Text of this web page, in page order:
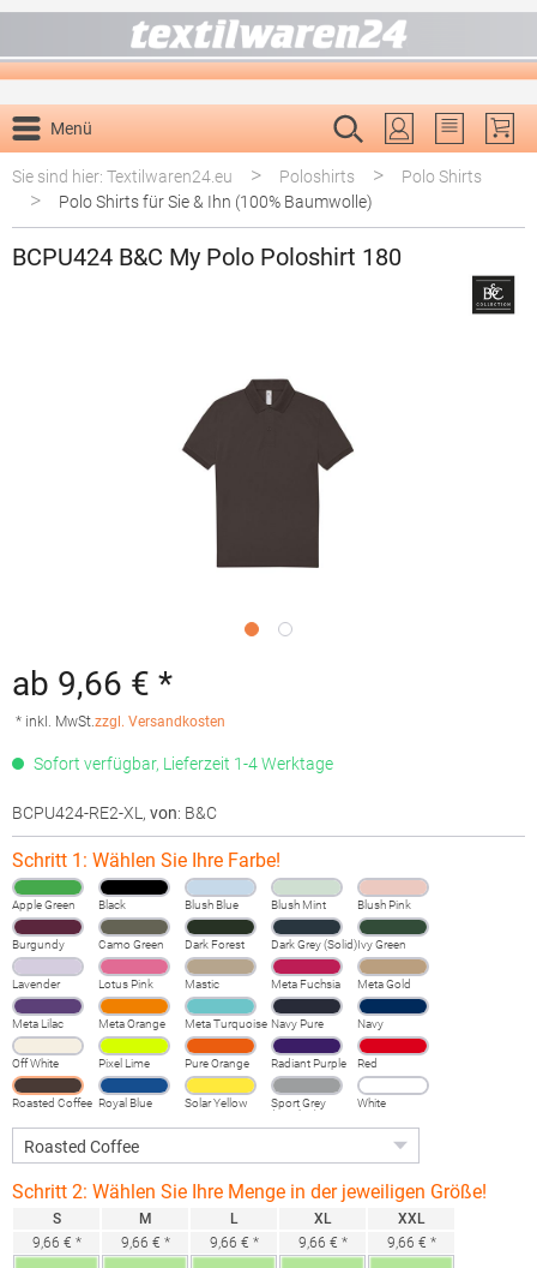
Menü
Du hast 0
Sie sind hier: Textilwaren24.eu
> Poloshirts > Polo Shirts
> Polo Shirts für Sie & Ihn (100% Baumwolle)
BCPU424 B&C My Polo Poloshirt 180
ab 9,66 € *
* inkl. MwSt.zzgl. Versandkosten
Sofort verfügbar, Lieferzeit 1-4 Werktage
BCPU424-RE2-XL , von: B&C
Schritt 1: Wählen Sie Ihre Farbe!
Apple Green Black Blush Blue Blush Mint Blush Pink
Burgundy Camo Green Dark Forest Dark Grey (Solid)Ivy Green
Lavender Lotus Pink Mastic Meta Fuchsia Meta Gold
Meta Lilac Meta Orange Meta Turquoise Navy Pure Navy
Off White Pixel Lime Pure Orange Radiant Purple Red
Roasted Coffee Royal Blue Solar Yellow
Sport Grey
(Heather)
White
Schritt 2: Wählen Sie Ihre Menge in der jeweiligen Größe!
S
9,66 € *
M
9,66 € *
L
9,66 € *
XL
9,66 € *
XXL
9,66 € *